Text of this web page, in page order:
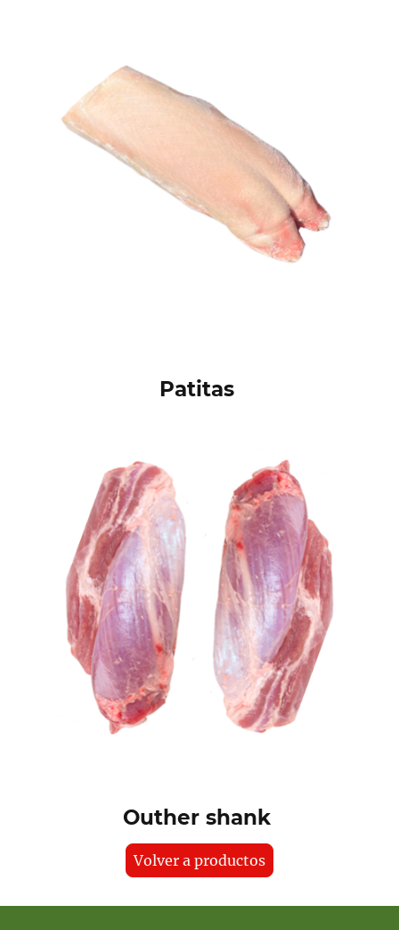
Patitas
Outher shank
Volver a productos